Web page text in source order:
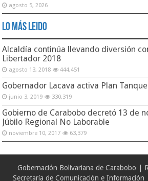
agosto 5, 2026
Lo Más Leido
Alcaldía continúa llevando diversión
Libertador 2018
agosto 13, 2018 444,451
Gobernador Lacava activa Plan
junio 3, 2019 330,319
Gobierno de Carabobo decretó 13 de
Júbilo Regional No Laborable
noviembre 10, 2017 63,379
Gobernación Bolivariana de Carabobo |
Secretaría de Comunicación e